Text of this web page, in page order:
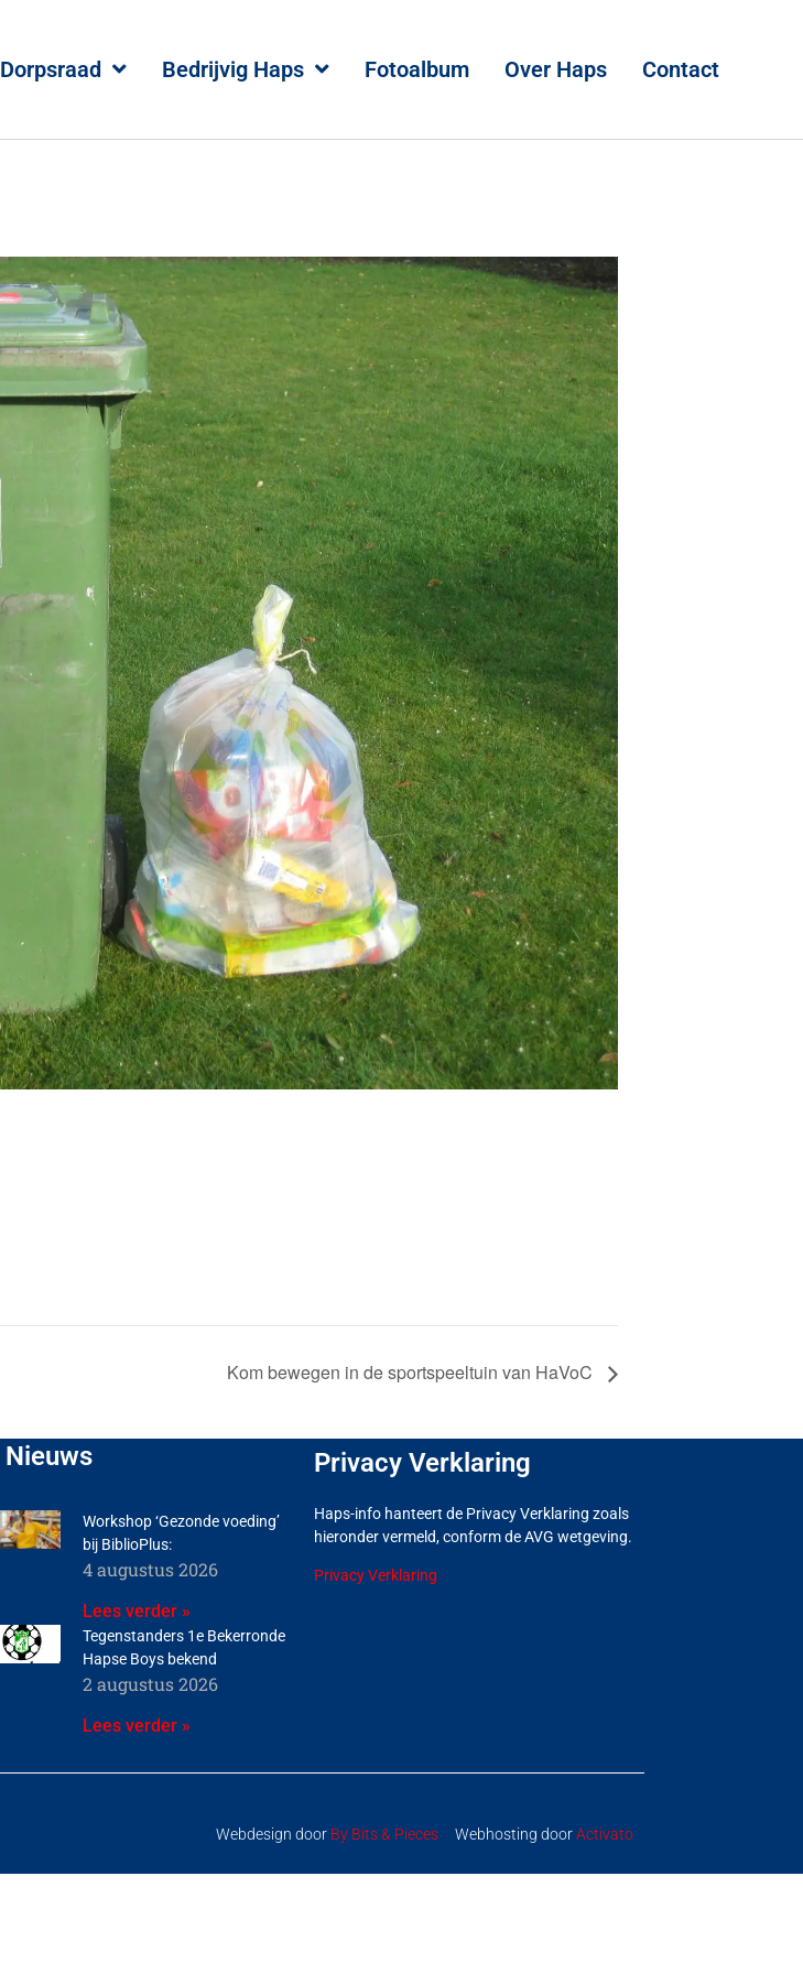
Dorpsraad Bedrijvig Haps Fotoalbum Over Haps Contact
Kom bewegen in de sportspeeltuin van HaVoC
Nieuws
Workshop ‘Gezonde voeding’
bij BiblioPlus:
4 augustus 2026
Lees verder »
Tegenstanders 1e Bekerronde
Hapse Boys bekend
2 augustus 2026
Lees verder »
Privacy Verklaring
Haps-info hanteert de Privacy Verklaring zoals
hieronder vermeld, conform de AVG wetgeving.
Privacy Verklaring
Webdesign door By Bits & Pieces Webhosting doorActivato